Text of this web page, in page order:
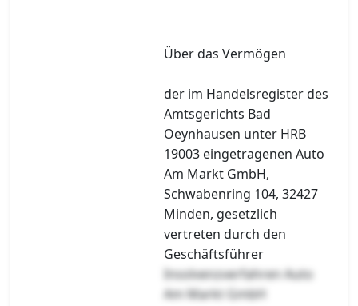
Über das Vermögen
der im Handelsregister des
Amtsgerichts Bad
Oeynhausen unter HRB
19003 eingetragenen Auto
Am Markt GmbH,
Schwabenring 104, 32427
Minden, gesetzlich
vertreten durch den
Geschäftsführer
Insolvenzverfahren Auto
Am Markt GmbH